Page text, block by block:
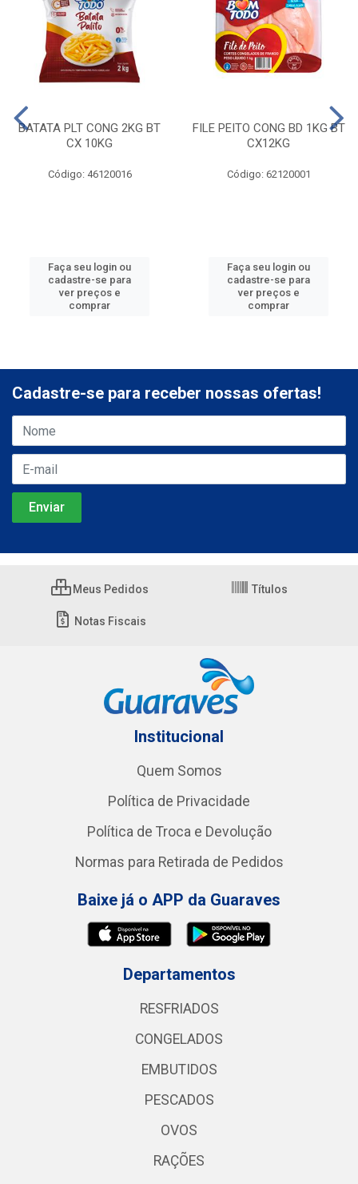
BATATA PLT CONG 2KG BT
CX 10KG
Código: 46120016
Faça seu login ou
cadastre-se para
ver preços e
comprar
FILE PEITO CONG BD 1KG BT
CX12KG
Código: 62120001
Faça seu login ou
cadastre-se para
ver preços e
comprar
Cadastre-se para receber nossas ofertas!
Meus Pedidos Títulos
Notas Fiscais
Institucional
Quem Somos
Política de Privacidade
Política de Troca e Devolução
Normas para Retirada de Pedidos
Baixe já o APP da Guaraves
Departamentos
RESFRIADOS
CONGELADOS
EMBUTIDOS
PESCADOS
OVOS
RAÇÕES